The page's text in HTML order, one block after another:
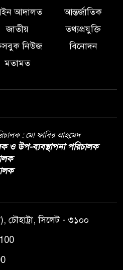
আদালত
আন্তর্জাতিক
জাতীয়
তথ্যপ্রযুক্তি
নিউজ
বিনোদন
মতামত
: মো ফাবির আহমেদ
ও উপ-ব্যবস্থাপনা পরিচালক
চৌহাট্রা, সিলেট - ৩১০০